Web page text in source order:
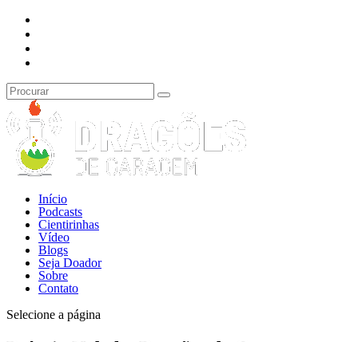
Início
Podcasts
Cientirinhas
Vídeo
Blogs
Seja Doador
Sobre
Contato
Selecione a página